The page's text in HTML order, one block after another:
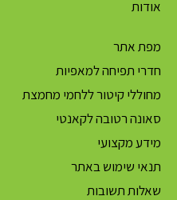
אודות
מפת אתר
חדרי תפיחה למאפיות
מחוללי קיטור ללחמי מחמצת
סאונה רטובה לקאנטי
מידע מקצועי
תנאי שימוש באתר
שאלות תשובות